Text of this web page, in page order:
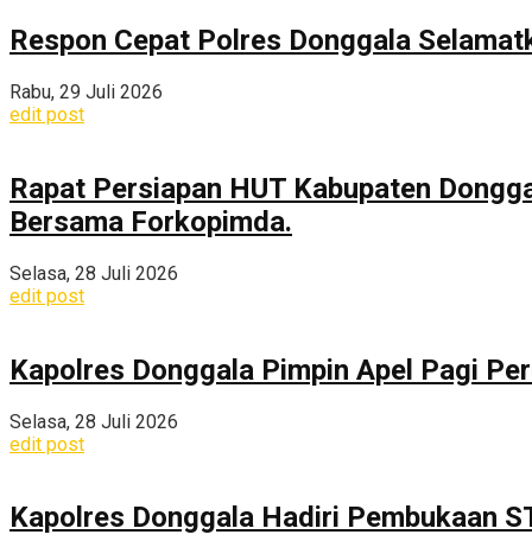
Respon Cepat Polres Donggala
Rabu, 29 Juli 2026
edit post
Rapat Persiapan HUT Kabupaten
Bersama Forkopimda.
Selasa, 28 Juli 2026
edit post
Kapolres Donggala Pimpin Apel Pagi
Selasa, 28 Juli 2026
edit post
Kapolres Donggala Hadiri Pembukaan